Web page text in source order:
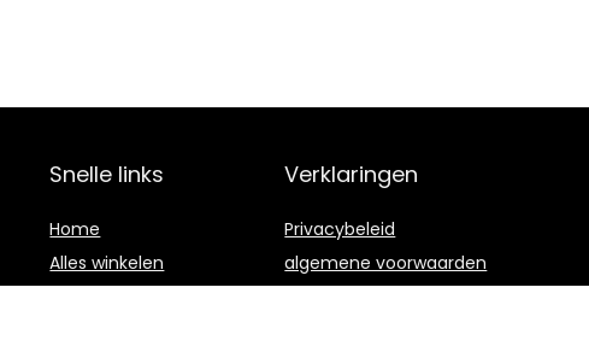
Snelle links
Home
Alles winkelen
Verklaringen
Privacybeleid
algemene voorwaarden